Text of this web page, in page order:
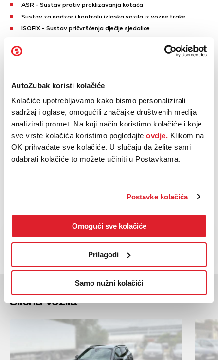
AutoZubak koristi kolačiće
Kolačiće upotrebljavamo kako bismo personalizirali
sadržaj i oglase, omogućili značajke društvenih medija i
analizirali promet. Na koji način koristimo kolačiće i koje
sve vrste kolačića koristimo pogledajte ovdje. Klikom na
OK prihvaćate sve kolačiće. U slučaju da želite sami
odabrati kolačiće to možete učiniti u Postavkama.
Postavke kolačića
Omogući sve kolačiće
Prilagodi
Samo nužni kolačići
ASR - Sustav protiv proklizavanja kotača
Sustav za nadzor i kontrolu izlaska vozila iz vozne trake
ISOFIX - Sustav pričvršćenja dječije sjedalice
Zračni jastuci za vozača i suvozača
Bočni zračni jastuci
Klima uređaj
Automatski klima uređaj
Dvozonski automatski klima uređaj
Električno podesiva ogledala
Električno sklopiva ogledala
Električno podizanje prednjih stakala
Centralni ekran osjetljiv na dodir
Prikaži sve
NAZOVI
Slična vozila